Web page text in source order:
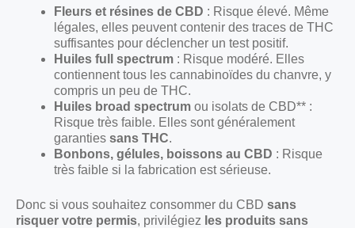
Fleurs et résines de CBD : Risque élevé. Même
légales, elles peuvent contenir des traces de THC
suffisantes pour déclencher un test positif.
Huiles full spectrum : Risque modéré. Elles
contiennent tous les cannabinoïdes du chanvre, y
compris un peu de THC.
Huiles broad spectrum ou isolats de CBD** :
Risque très faible. Elles sont généralement
garanties sans THC.
Bonbons, gélules, boissons au CBD : Risque
très faible si la fabrication est sérieuse.
Donc si vous souhaitez consommer du CBD sans
risquer votre permis, privilégiez les produits sans